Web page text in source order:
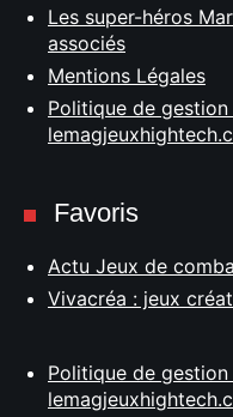
Les super-héros
associés
Mentions Légales
Politique de
Favoris
Actu Jeux de
Vivacréa : jeux
Politique de